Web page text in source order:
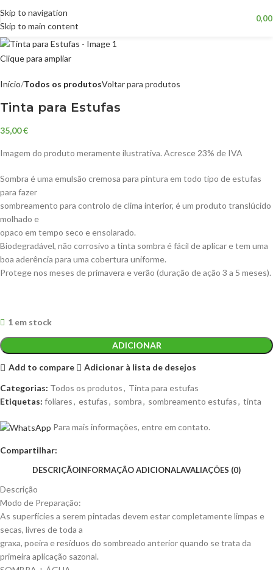
Skip to navigation
Skip to main content
Clique para ampliar
Início Todos os produtosVoltar para produtos
Tinta para Estufas
35,00€
Imagem do produto meramente ilustrativa. Acresce 23% de IVA
Sombra é uma emulsão cremosa para pintura em todo tipo de estufas
para fazer
sombreamento para controlo de clima interior, é um produto translúcido
molhado e
opaco em tempo seco e ensolarado.
Biodegradável, não corrosivo a tinta sombra é fácil de aplicar e tem uma
boa aderência para uma cobertura uniforme.
Protege nos meses de primavera e verão (duração de ação 3 a 5 meses).
1 em stock
ADICIONAR
Add to compare
Adicionar à lista de desejos
Categorias: Todos os produtos, Tinta para estufas
Etiquetas: foliares, estufas, sombra, sombreamento estufas, tinta
Para mais informações, entre em contato.
Compartilhar:
DESCRIÇÃOINFORMAÇÃO ADICIONALAVALIAÇÕES (0)
Descrição
Modo de Preparação:
As superfícies a serem pintadas devem estar completamente limpas e
secas, livres de toda a
graxa, poeira e resíduos do sombreado anterior quando se trata da
primeira aplicação sazonal.